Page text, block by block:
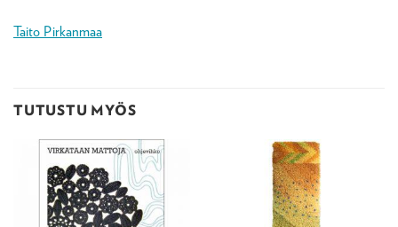
Taito Pirkanmaa
TUTUSTU MYÖS